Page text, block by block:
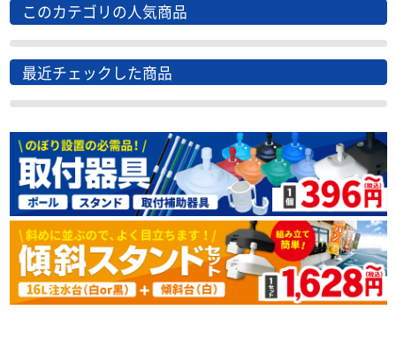
このカテゴリの人気商品
最近チェックした商品